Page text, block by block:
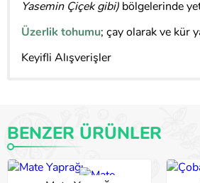
Yasemin Çiçek gibi) bölgelerinde
Üzerlik tohumu; çay olarak ve kür
Keyifli Alışverişler
BENZER ÜRÜNLER